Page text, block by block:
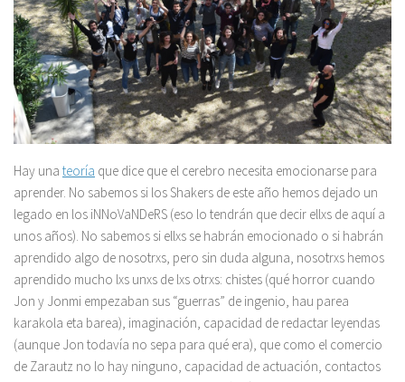
Hay una teoría que dice que el cerebro necesita emocionarse para
aprender. No sabemos si los Shakers de este año hemos dejado un
legado en los iNNoVaNDeRS (eso lo tendrán que decir ellxs de aquí a
unos años). No sabemos si ellxs se habrán emocionado o si habrán
aprendido algo de nosotrxs, pero sin duda alguna, nosotrxs hemos
aprendido mucho lxs unxs de lxs otrxs: chistes (qué horror cuando
Jon y Jonmi empezaban sus “guerras” de ingenio, hau parea
karakola eta barea), imaginación, capacidad de redactar leyendas
(aunque Jon todavía no sepa para qué era), que como el comercio
de Zarautz no lo hay ninguno, capacidad de actuación, contactos